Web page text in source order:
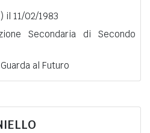
il 11/02/1983
Secondaria di Secondo
al Futuro